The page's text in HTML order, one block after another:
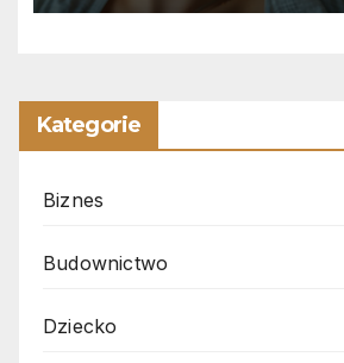
Kategorie
Biznes
Budownictwo
Dziecko